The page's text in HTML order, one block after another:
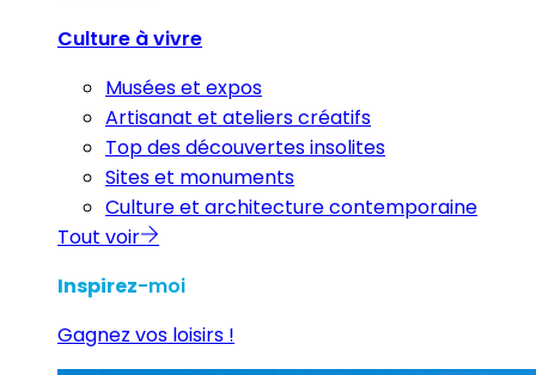
Culture à vivre
Musées et expos
Artisanat et ateliers créatifs
Top des découvertes insolites
Sites et monuments
Culture et architecture contemporaine
Tout voir
Inspirez-moi
Gagnez vos loisirs !